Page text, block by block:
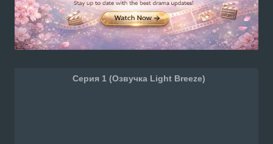
Серия 1 (Озвучка Light Breeze)